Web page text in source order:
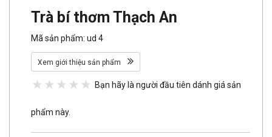
Trà bí thơm Thạch An
Mã sản phẩm: ud 4
Xem giới thiệu sản phẩm
Bạn hãy là người đầu tiên dánh giá sản
phẩm này.